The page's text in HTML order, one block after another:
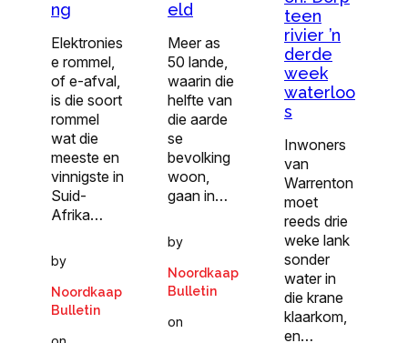
ng
Elektronies
e rommel,
of e-afval,
is die soort
rommel
wat die
meeste en
vinnigste in
Suid-
Afrika…
by
Noordkaap
Bulletin
eld
Meer as
50 lande,
waarin die
helfte van
die aarde
se
bevolking
woon,
gaan in…
by
Noordkaap
Bulletin
on
teen
rivier ’n
derde
week
waterloo
s
Inwoners
van
Warrenton
moet
reeds drie
weke lank
sonder
water in
die krane
klaarkom,
en…